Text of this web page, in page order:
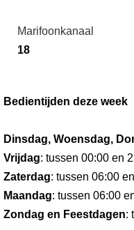
Marifoonkanaal
18
Bedientijden deze week
Dinsdag, Woensdag,
Vrijdag: tussen 00:00 en
Zaterdag: tussen 06:00
Maandag: tussen 06:00
Zondag en Feestdagen: